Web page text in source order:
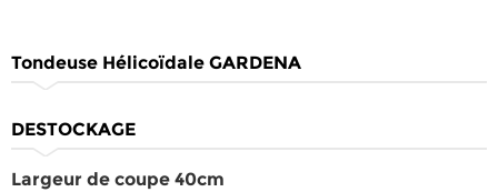
Tondeuse Hélicoïdale GARDENA
DESTOCKAGE
Largeur de coupe 40cm